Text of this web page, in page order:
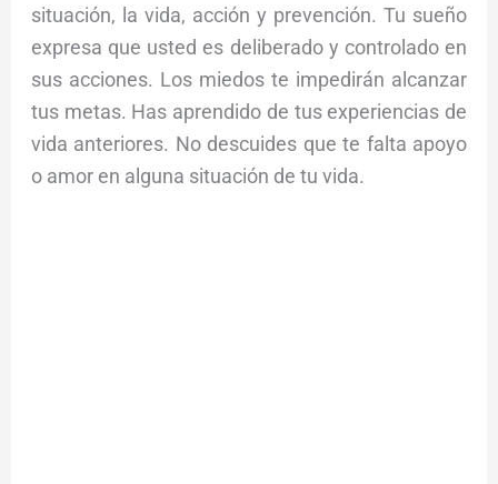
situación, la vida, acción y prevención. Tu sueño
expresa que usted es deliberado y controlado en
sus acciones. Los miedos te impedirán alcanzar
tus metas. Has aprendido de tus experiencias de
vida anteriores. No descuides que te falta apoyo
o amor en alguna situación de tu vida.